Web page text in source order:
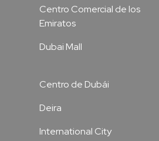
Centro Comercial de los
Emiratos
Dubai Mall
Centro de Dubái
Deira
International City